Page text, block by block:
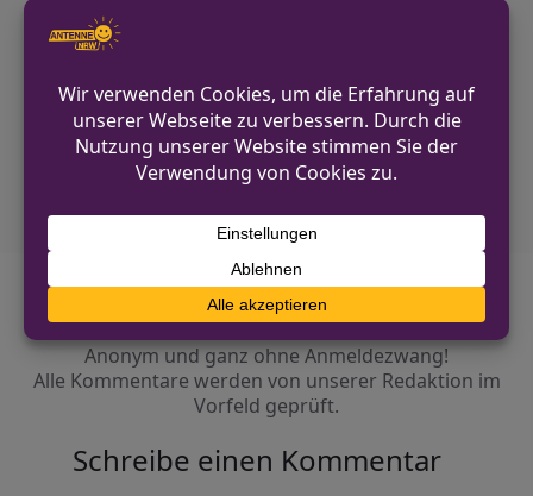
VORHERIGER BEITRAG
Verkehrskontrollen in Detmold zur Erhöhung
NÄCHSTER BEITRAG
Radfahrer bei Zusammenstoß schwer
verletzt
Diskutiere mit!
Anonym und ganz ohne Anmeldezwang!
Alle Kommentare werden von unserer Redaktion im
Vorfeld geprüft.
Schreibe einen Kommentar